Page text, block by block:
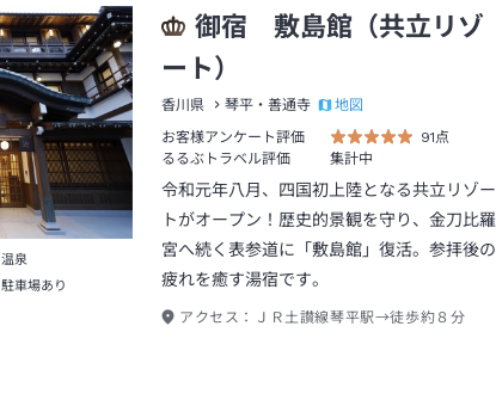
温泉
駐車場あり
御宿 敷島館（共立リゾ
ート）
香川県 琴平・善通寺
地図
お客様アンケート評価
91点
るるぶトラベル評価
集計中
令和元年八月、四国初上陸となる共立リゾー
トがオープン！歴史的景観を守り、金刀比羅
宮へ続く表参道に「敷島館」復活。参拝後の
疲れを癒す湯宿です。
アクセス： ＪＲ土讃線琴平駅→徒歩約８分